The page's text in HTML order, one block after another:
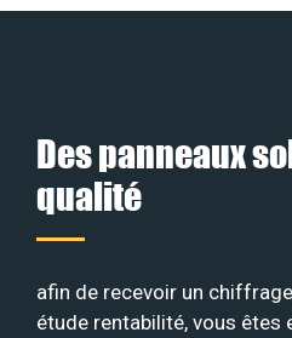
Des panneaux
qualité
afin de recevoir un
étude rentabilité, vous êtes